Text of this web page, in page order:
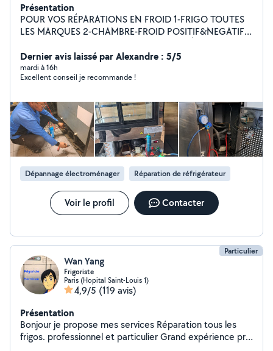
Présentation
POUR VOS RÉPARATIONS EN FROID 1-FRIGO TOUTES
LES MARQUES 2-CHAMBRE-FROID POSITIF&NEGATIF
ARMOIRE ET CONTOIR FRIGORIFIQUE 7-
REFROIDISSEUR 8-VITRINE POSITIF ET NEGATIF
Téléphone 07-53-14-58-57 VOTRE SATISFACTION EST
Dernier avis laissé par Alexandre : 5/5
mardi à 16h
Excellent conseil je recommande !
Dépannage électroménager Réparation de réfrigérateur
Voir le profil Contacter
Particulier
Wan Yang
Frigoriste
Paris (Hopital Saint-Louis 1)
4,9/5 (119 avis)
Présentation
Bonjour je propose mes services Réparation tous les
frigos. professionnel et particulier Grand expérience prix